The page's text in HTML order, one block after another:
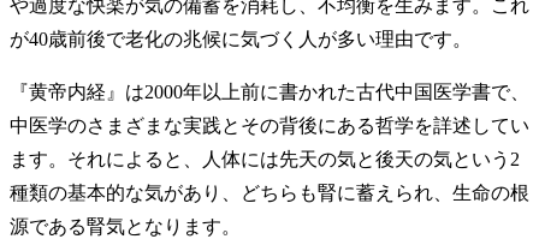
や過度な快楽が気の備蓄を消耗し、不均衡を生みます。これ
が40歳前後で老化の兆候に気づく人が多い理由です。
『黄帝内経』は2000年以上前に書かれた古代中国医学書で、
中医学のさまざまな実践とその背後にある哲学を詳述してい
ます。それによると、人体には先天の気と後天の気という2
種類の基本的な気があり、どちらも腎に蓄えられ、生命の根
源である腎気となります。